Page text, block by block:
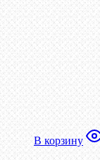
В корзину